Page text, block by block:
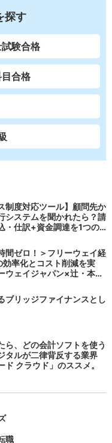
探す
験合格
合格
制度対応ツール】顧問先か
システムを聞かれたら？請
・仕訳+資金調達を1つの
間ゼロ！＞フリーウェイ経
率化とコスト削減を実
ウェイジャパン×辻・本郷
ブリッジファイナンスとし
ら、どの会計ソフトを使う
タルが二律背反する業界
クラウド」のススメ。
職